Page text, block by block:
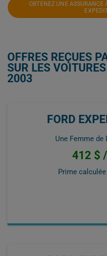
OBTENEZ UNE ASSURANCE
OFFRES REÇUES
SUR LES
2003
FORD
Une Femme
412 $
Prime